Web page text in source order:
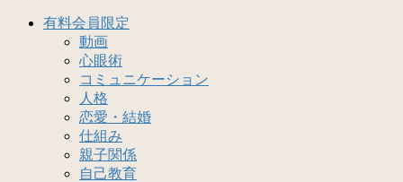
有料会員限定
動画
心眼術
コミュニケーション
人格
恋愛・結婚
仕組み
親子関係
自己教育